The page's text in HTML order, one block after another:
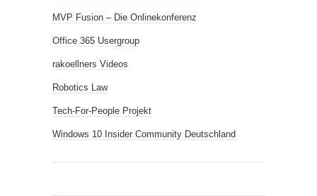
MVP Fusion – Die Onlinekonferenz
Office 365 Usergroup
rakoellners Videos
Robotics Law
Tech-For-People Projekt
Windows 10 Insider Community Deutschland